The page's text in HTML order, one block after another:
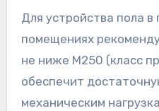
Для устройства пола в
помещениях
не ниже М250 (класс
обеспечит
механическим